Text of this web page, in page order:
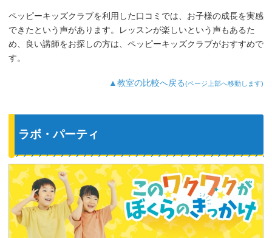
3歳児を飽きさせない充実したレッスンだ
と思います。うちの子は特に歌やダンス
が好きなようで、よく「Hello～♪」と歌
ど、色んなものを英語で教えてくれるよ
うになり、英語が身についてきているの
ペッピーキッズクラブを利用した口コミでは、お子様の成長を実感
できたという声があります。レッスンが楽しいという声もあるた
め、良い講師をお探しの方は、ペッピーキッズクラブがおすすめで
す。
▲教室の比較へ戻る(ページ上部へ移動します)
ラボ・パーティ